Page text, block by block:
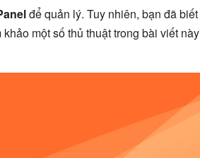
để quản lý. Tuy nhiên, bạn đã biết
một số thủ thuật trong bài viết này